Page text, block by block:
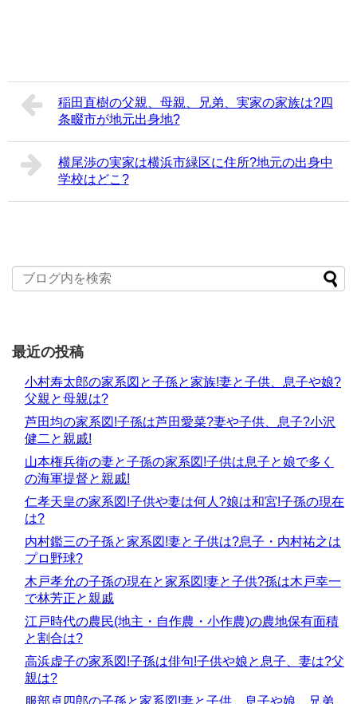
稲田直樹の父親、母親、兄弟、実家の家族は?四
条畷市が地元出身地?
横尾渉の実家は横浜市緑区に住所?地元の出身中
学校はどこ?
最近の投稿
小村寿太郎の家系図と子孫と家族!妻と子供、息子や娘?
父親と母親は?
芦田均の家系図!子孫は芦田愛菜?妻や子供、息子?小沢
健二と親戚!
山本権兵衛の妻と子孫の家系図!子供は息子と娘で多く
の海軍提督と親戚!
仁孝天皇の家系図!子供や妻は何人?娘は和宮!子孫の現在
は?
内村鑑三の子孫と家系図!妻と子供は?息子・内村祐之は
プロ野球?
木戸孝允の子孫の現在と家系図!妻と子供?孫は木戸幸一
で林芳正と親戚
江戸時代の農民(地主・自作農・小作農)の農地保有面積
と割合は?
高浜虚子の家系図!子孫は俳句!子供や娘と息子、妻は?父
親は?
服部卓四郎の子孫と家系図!妻と子供、息子や娘、兄弟